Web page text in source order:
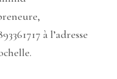
à l’adresse